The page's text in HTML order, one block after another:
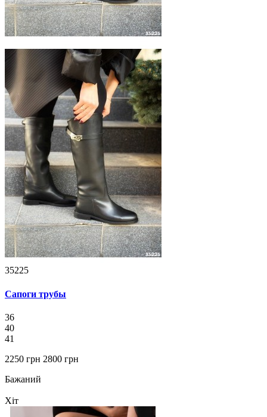
35225
Сапоги трубы
36
40
41
2250 грн 2800 грн
Бажаний
Хіт